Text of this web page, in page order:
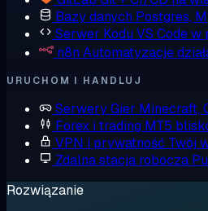
Bazy danych Postgres,
Serwer Kodu VS Code
n8n Automatyzacje
URUCHOM I HANDLUJ
Serwery Gier Minecraft,
Forex i trading MT5
VPN i prywatność Twój
Zdalna stacja robocza
Rozwiązanie